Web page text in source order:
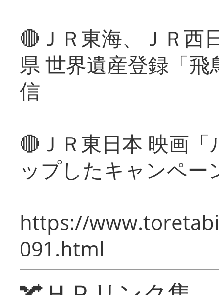
🔴ＪＲ東海、ＪＲ西
県 世界遺産登録「
信
🔴ＪＲ東日本 映画
ップしたキャンペー
https://
091.html